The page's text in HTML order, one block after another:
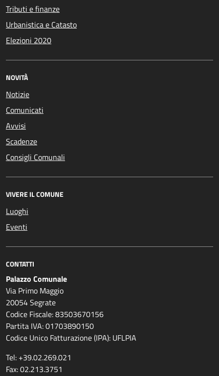
Tributi e finanze
Urbanistica e Catasto
Elezioni 2020
NOVITÀ
Notizie
Comunicati
Avvisi
Scadenze
Consigli Comunali
VIVERE IL COMUNE
Luoghi
Eventi
CONTATTI
Palazzo Comunale
Via Primo Maggio
20054 Segrate
Codice Fiscale: 83503670156
Partita IVA: 01703890150
Codice Unico Fatturazione (IPA): UFLPIA
Tel: +39.02.269.021
Fax: 02.213.3751